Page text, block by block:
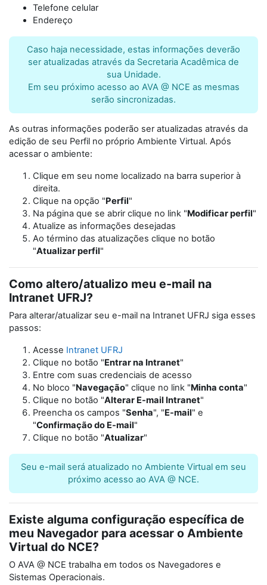
Telefone celular
Endereço
Caso haja necessidade, estas informações deverão
ser atualizadas através da Secretaria Acadêmica de
sua Unidade.
Em seu próximo acesso ao AVA @ NCE as mesmas
serão sincronizadas.
As outras informações poderão ser atualizadas através da
edição de seu Perfil no próprio Ambiente Virtual. Após
acessar o ambiente:
Clique em seu nome localizado na barra superior à
direita.
Clique na opção "Perfil"
Na página que se abrir clique no link "Modificar perfil"
Atualize as informações desejadas
Ao término das atualizações clique no botão
"Atualizar perfil"
Como altero/atualizo meu e-mail na
Intranet UFRJ?
Para alterar/atualizar seu e-mail na Intranet UFRJ siga esses
passos:
Acesse Intranet UFRJ
Clique no botão "Entrar na Intranet"
Entre com suas credenciais de acesso
No bloco "Navegação" clique no link "Minha conta"
Clique no botão "Alterar E-mail Intranet"
Preencha os campos "Senha", "E-mail" e
"Confirmação do E-mail"
Clique no botão "Atualizar"
Seu e-mail será atualizado no Ambiente Virtual em seu
próximo acesso ao AVA @ NCE.
Existe alguma configuração específica de
meu Navegador para acessar o Ambiente
Virtual do NCE?
O AVA @ NCE trabalha em todos os Navegadores e
Sistemas Operacionais.